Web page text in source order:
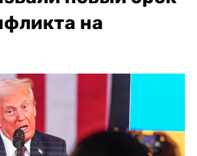
на